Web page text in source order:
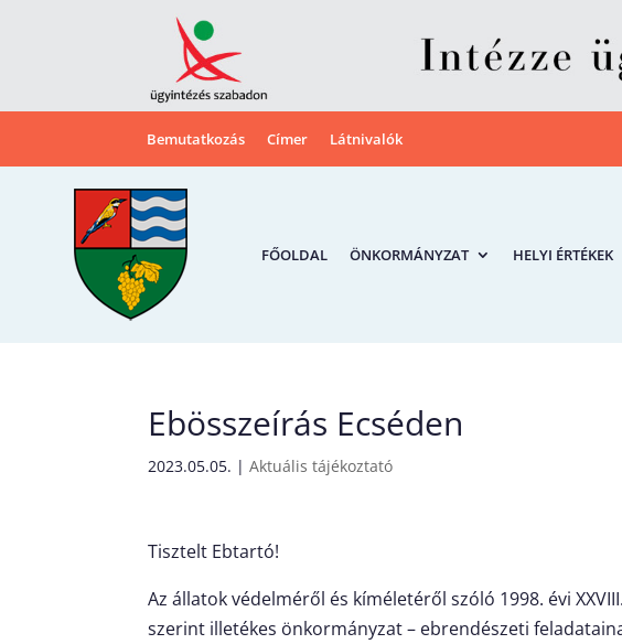
Bemutatkozás Címer Látnivalók
FŐOLDAL ÖNKORMÁNYZAT HELYI ÉRTÉKEK
Ebösszeírás Ecséden
2023.05.05. |Aktuális tájékoztató
Tisztelt Ebtartó!
Az állatok védelméről és kíméletéről szóló 1998. évi
szerint illetékes önkormányzat – ebrendészeti